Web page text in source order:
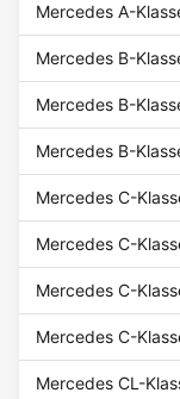
Mercedes A-
Mercedes B-
Mercedes B-
Mercedes B-
Mercedes C-
Mercedes C-
Mercedes C-
Mercedes C-
Mercedes CL-